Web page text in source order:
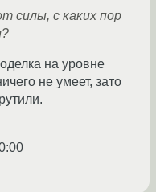
силы, с каких пор
на уровне
не умеет, зато